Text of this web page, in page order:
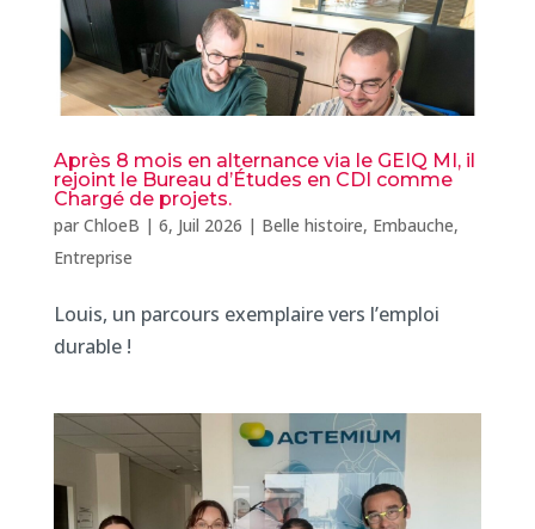
Après 8 mois en alternance via le GEIQ MI, il
rejoint le Bureau d’Études en CDI comme
Chargé de projets.
par ChloeB | 6, Juil 2026 | Belle histoire, Embauche,
Entreprise
Louis, un parcours exemplaire vers l’emploi
durable !